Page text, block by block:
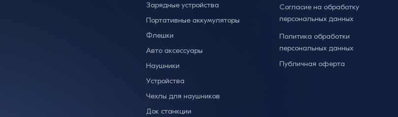
Зарядные устройства
Портативные аккумуляторы
Флешки
Авто аксессуары
Наушники
Устройства
Чехлы для наушников
Док станкции
Согласие на обработку
персональных данных
Политика обработки
персональных данных
Публичная оферта